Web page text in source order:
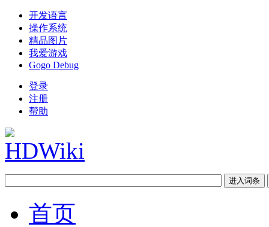
开发语言
操作系统
精品图片
我爱游戏
Gogo Debug
登录
注册
帮助
首页